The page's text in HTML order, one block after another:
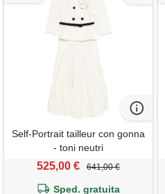
Self-Portrait tailleur con gonna
- toni neutri
525,00 € 641,00 €
Sped. gratuita